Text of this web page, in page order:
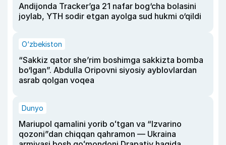
Andijonda Tracker’ga 21 nafar bog‘cha bolasini
joylab, YTH sodir etgan ayolga sud hukmi o‘qildi
O‘zbekiston
“Sakkiz qator she’rim boshimga sakkizta bomba
bo‘lgan”. Abdulla Oripovni siyosiy ayblovlardan
asrab qolgan voqea
Dunyo
Mariupol qamalini yorib oʻtgan va “Izvarino
qozoni”dan chiqqan qahramon — Ukraina